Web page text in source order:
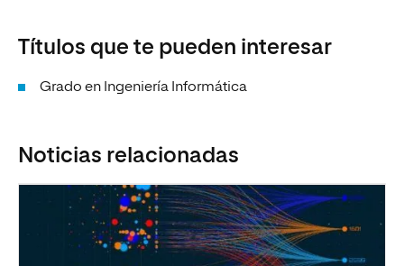
Títulos que te pueden interesar
Grado en Ingeniería Informática
Noticias relacionadas